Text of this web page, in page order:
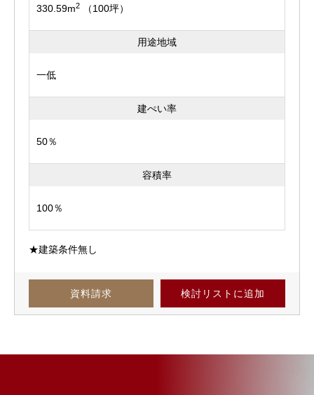
330.59m2 （100坪）
用途地域
一低
建ぺい率
50％
容積率
100％
資料請求 検討リスト に追加
★建築条件無し